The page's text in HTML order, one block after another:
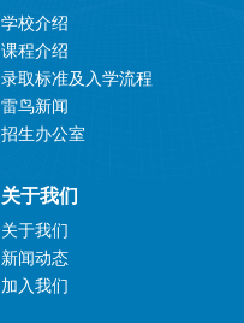
学校介绍
课程介绍
录取标准及入学流程
雷鸟新闻
招生办公室
关于我们
关于我们
新闻动态
加入我们